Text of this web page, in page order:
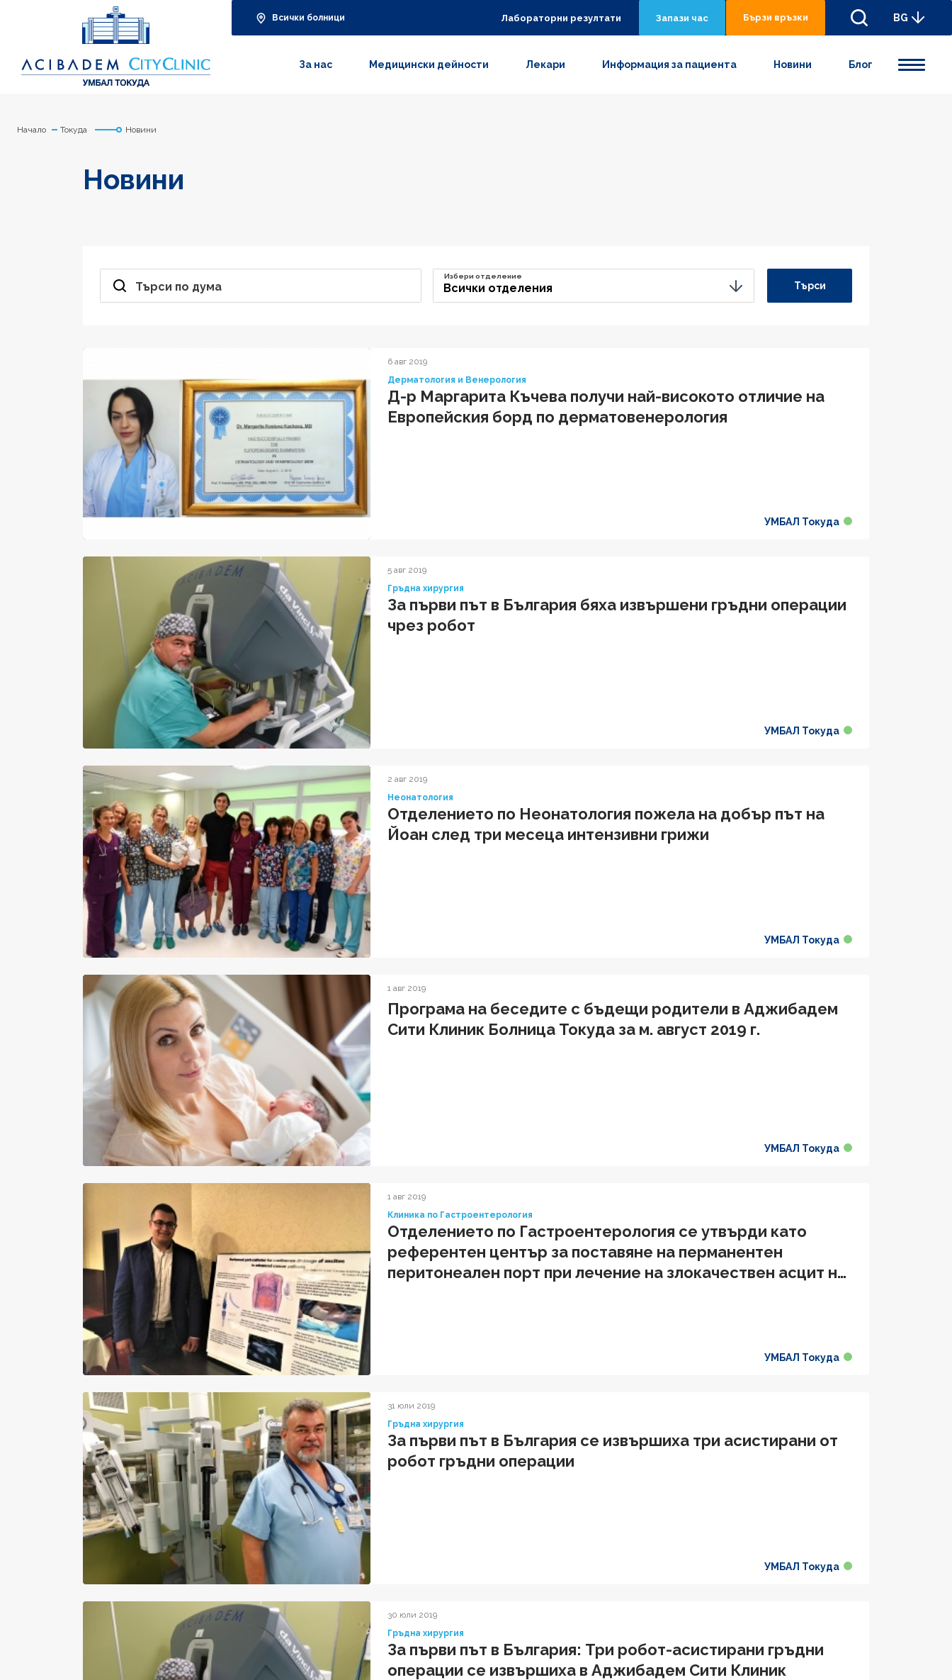
Всички болници Лабораторни резултати Запази час Бързи връзки BG
За нас Медицински дейности Лекари Информация за пациента Новини Блог
Начало Токуда Новини
Новини
Търси по дума Всички отделения
Избери отделение
Търси
6 авг 2019
Дерматология и Венерология
Д-р Маргарита Къчева получи най-високото отличие на
Европейския борд по дерматовенерология
УМБАЛ Токуда
5 авг 2019
Гръдна хирургия
За първи път в България бяха извършени гръдни операции
чрез робот
УМБАЛ Токуда
2 авг 2019
Неонатология
Отделението по Неонатология пожела на добър път на
Йоан след три месеца интензивни грижи
УМБАЛ Токуда
1 авг 2019
Програма на беседите с бъдещи родители в Аджибадем
Сити Клиник Болница Токуда за м. август 2019 г.
УМБАЛ Токуда
1 авг 2019
Клиника по Гастроентерология
Отделението по Гастроентерология се утвърди като
референтен център за поставяне на перманентен
перитонеален порт при лечение на злокачествен асцит на
УМБАЛ Токуда
31 юли 2019
Гръдна хирургия
За първи път в България се извършиха три асистирани от
робот гръдни операции
УМБАЛ Токуда
30 юли 2019
Гръдна хирургия
За първи път в България: Три робот-асистирани гръдни
операции се извършиха в Аджибадем Сити Клиник